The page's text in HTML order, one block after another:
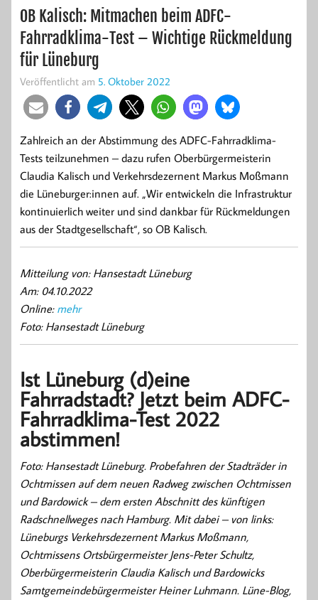
OB Kalisch: Mitmachen beim ADFC-
Fahrradklima-Test – Wichtige Rückmeldung
für Lüneburg
Veröffentlicht am 5. Oktober 2022
Zahlreich an der Abstimmung des ADFC-Fahrradklima-
Tests teilzunehmen – dazu rufen Oberbürgermeisterin
Claudia Kalisch und Verkehrsdezernent Markus Moßmann
die Lüneburger:innen auf. „Wir entwickeln die Infrastruktur
kontinuierlich weiter und sind dankbar für Rückmeldungen
aus der Stadtgesellschaft“, so OB Kalisch.
Mitteilung von: Hansestadt Lüneburg
Am: 04.10.2022
Online: mehr
Foto: Hansestadt Lüneburg
Ist Lüneburg (d)eine
Fahrradstadt? Jetzt beim ADFC-
Fahrradklima-Test 2022
abstimmen!
Foto: Hansestadt Lüneburg. Probefahren der Stadträder in
Ochtmissen auf dem neuen Radweg zwischen Ochtmissen
und Bardowick – dem ersten Abschnitt des künftigen
Radschnellweges nach Hamburg. Mit dabei – von links:
Lüneburgs Verkehrsdezernent Markus Moßmann,
Ochtmissens Ortsbürgermeister Jens-Peter Schultz,
Oberbürgermeisterin Claudia Kalisch und Bardowicks
Samtgemeindebürgermeister Heiner Luhmann. Lüne-Blog,